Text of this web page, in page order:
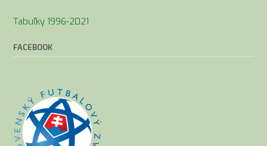
Tabuľky 1996-2021
FACEBOOK